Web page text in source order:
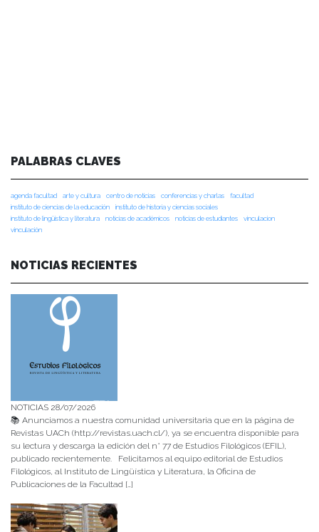
PALABRAS CLAVES
agenda facultad arte y cultura centro de noticias conferencias y charlas
facultad
instituto de ciencias de la educación
instituto de historia y ciencias sociales
instituto de lingüística y literatura
noticias de académicos noticias de estudiantes
vinculacion
vinculación
NOTICIAS RECIENTES
NOTICIAS 28/07/2026
📚 Anunciamos a nuestra comunidad universitaria que en la página de
Revistas UACh (http://revistas.uach.cl/), ya se encuentra disponible para
su lectura y descarga la edición del n° 77 de Estudios Filológicos (EFIL),
publicado recientemente. Felicitamos al equipo editorial de Estudios
Filológicos, al Instituto de Lingüística y Literatura, la Oficina de
Publicaciones de la Facultad […]